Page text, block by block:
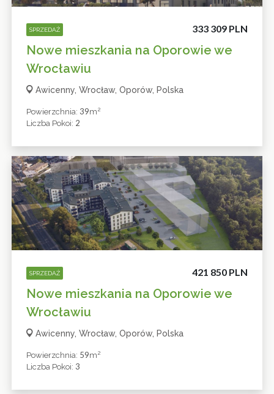
SPRZEDAŻ 333 309 PLN
Nowe mieszkania na Oporowie we
Wrocławiu
Awicenny, Wrocław, Oporów, Polska
Powierzchnia: 39M2
Liczba Pokoi: 2
SPRZEDAŻ 421 850 PLN
Nowe mieszkania na Oporowie we
Wrocławiu
Awicenny, Wrocław, Oporów, Polska
Powierzchnia: 59M2
Liczba Pokoi: 3